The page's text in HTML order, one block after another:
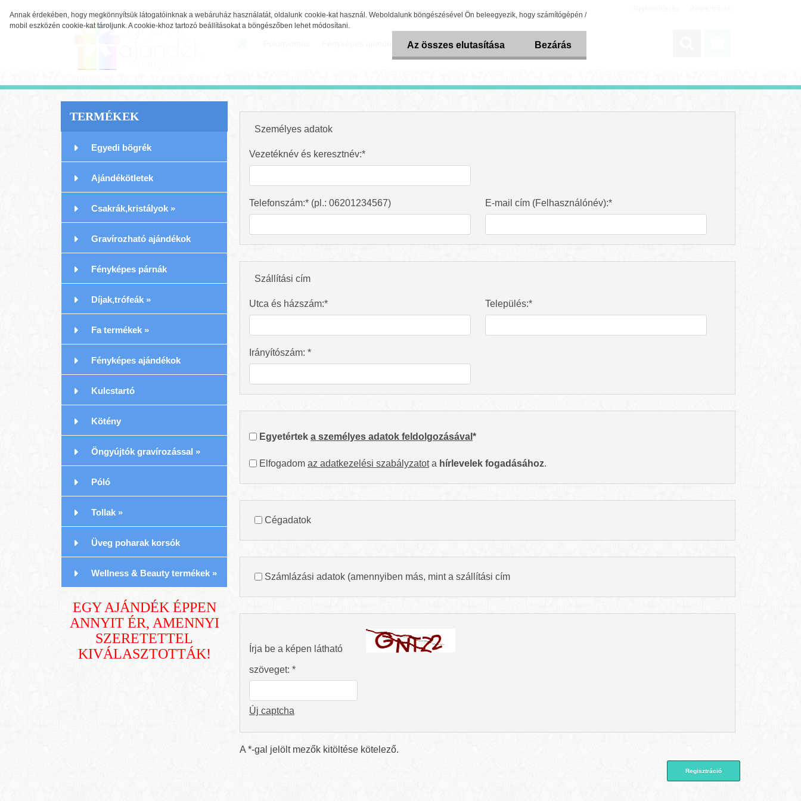
Annak érdekében, hogy megkönnyítsük látogatóinknak a webáruház használatát, oldalunk cookie-kat használ. Weboldalunk böngészésével Ön beleegyezik, hogy számítógépén /
mobil eszközén cookie-kat tároljunk. A cookie-khoz tartozó beállításokat a böngészőben lehet módosítani.
Az összes elutasítása Bezárás
Gravírozás Lufi - Partydekor
TERMÉKEK
Egyedi bögrék
Ajándékötletek
Csakrák,kristályok »
Gravírozható ajándékok
Fényképes párnák
Díjak,trófeák »
Fa termékek »
Fényképes ajándékok
Kulcstartó
Kötény
Öngyújtók gravírozással »
Póló
Tollak »
Üveg poharak korsók
Wellness & Beauty termékek »
EGY AJÁNDÉK ÉPPEN
ANNYIT ÉR, AMENNYI
SZERETETTEL
KIVÁLASZTOTTÁK!
Személyes adatok
Vezetéknév és keresztnév:*
Telefonszám:* (pl.: 06201234567) E-mail cím (Felhasználónév):*
Szállítási cím
Utca és házszám:* Település:*
Irányítószám: *
Egyetértek a személyes adatok feldolgozásával *
Elfogadom az adatkezelési szabályzatota hírlevelek fogadásához.
Cégadatok
Számlázási adatok (amennyiben más, mint a szállítási cím
Írja be a képen látható
szöveget: *
Új captcha
A *-gal jelölt mezők kitöltése kötelező.